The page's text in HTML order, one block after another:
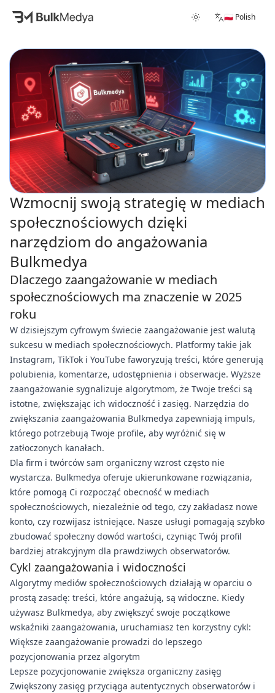
🇵🇱 Polish
Wzmocnij swoją strategię w mediach
społecznościowych dzięki
narzędziom do angażowania
Bulkmedya
Dlaczego zaangażowanie w mediach
społecznościowych ma znaczenie w 2025
roku
W dzisiejszym cyfrowym świecie zaangażowanie jest walutą
sukcesu w mediach społecznościowych. Platformy takie jak
Instagram, TikTok i YouTube faworyzują treści, które generują
polubienia, komentarze, udostępnienia i obserwacje. Wyższe
zaangażowanie sygnalizuje algorytmom, że Twoje treści są
istotne, zwiększając ich widoczność i zasięg. Narzędzia do
zwiększania zaangażowania Bulkmedya zapewniają impuls,
którego potrzebują Twoje profile, aby wyróżnić się w
zatłoczonych kanałach.
Dla firm i twórców sam organiczny wzrost często nie
wystarcza. Bulkmedya oferuje ukierunkowane rozwiązania,
które pomogą Ci rozpocząć obecność w mediach
społecznościowych, niezależnie od tego, czy zakładasz nowe
konto, czy rozwijasz istniejące. Nasze usługi pomagają szybko
zbudować społeczny dowód wartości, czyniąc Twój profil
bardziej atrakcyjnym dla prawdziwych obserwatorów.
Cykl zaangażowania i widoczności
Algorytmy mediów społecznościowych działają w oparciu o
prostą zasadę: treści, które angażują, są widoczne. Kiedy
używasz Bulkmedya, aby zwiększyć swoje początkowe
wskaźniki zaangażowania, uruchamiasz ten korzystny cykl:
Większe zaangażowanie prowadzi do lepszego
pozycjonowania przez algorytm
Lepsze pozycjonowanie zwiększa organiczny zasięg
Zwiększony zasięg przyciąga autentycznych obserwatorów i